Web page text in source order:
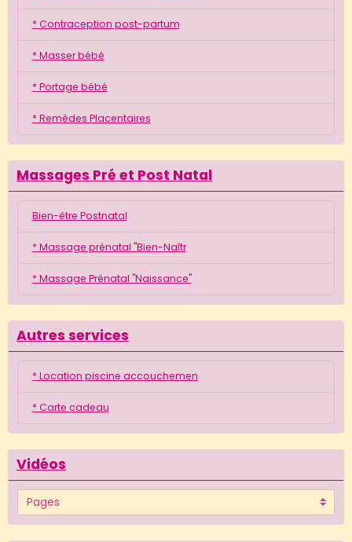
* Contraception post-partum
* Masser bébé
* Portage bébé
* Remèdes Placentaires
Massages Pré et Post Natal
Bien-être Postnatal
* Massage prénatal "Bien-Naîtr
* Massage Prénatal "Naissance"
Autres services
* Location piscine accouchemen
* Carte cadeau
Vidéos